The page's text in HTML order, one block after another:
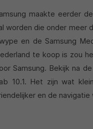
maakte eerder
worden die onder meer
en de Samsung
te koop is zou
Samsung. Bekijk na
10.1. Het zijn wat
en de